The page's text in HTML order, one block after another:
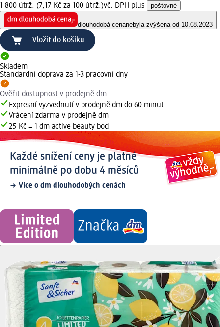
1 800 útrž. (7,17 Kč za 100 útrž.)vč. DPH plus poštovné
dlouhodobá cenanebyla zvýšena od 10.08.2023
Vložit do košíku
Skladem
Standardní doprava za 1-3 pracovní dny
Ověřit dostupnost v prodejně dm
Expresní vyzvednutí v prodejně dm do 60 minut
Vrácení zdarma v prodejně dm
25 Kč = 1 dm active beauty bod
Každé snížení ceny je platné
minimálně po dobu 4 měsíců
Více o dm dlouhodobých cenách